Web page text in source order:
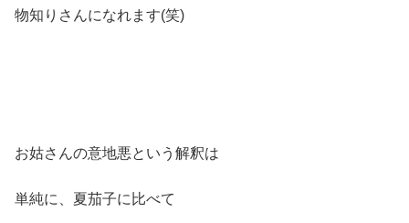
物知りさんになれます(笑)
お姑さんの意地悪という解釈は
単純に、夏茄子に比べて